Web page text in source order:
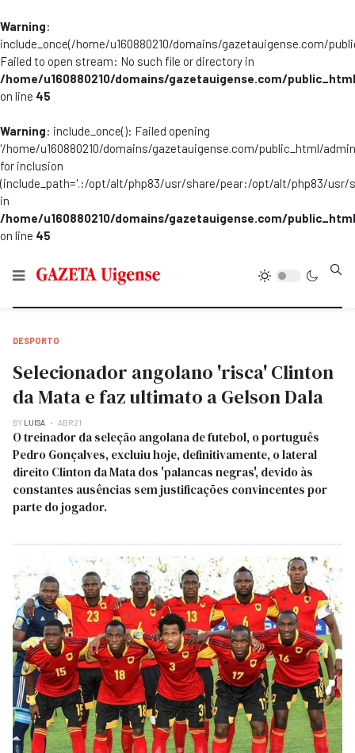
Warning:
include_once(/home/u160880210/domains/gazetauigense.com/
Failed to open stream: No such file or directory in
/home/u160880210/domains/gazetauigense.com/
on line 45
Warning: include_once(): Failed opening
'/home/u160880210/domains/gazetauigense.com/public_html/
for inclusion
(include_path='.:/opt/alt/php83/usr/share/pear:/opt/alt/php83/
in
/home/u160880210/domains/gazetauigense.com/
on line 45
DESPORTO
Selecionador angolano 'risca' Clinton
da Mata e faz ultimato a Gelson Dala
BY LUISA ABR 21
O treinador da seleção angolana de futebol, o português
Pedro Gonçalves, excluiu hoje, definitivamente, o lateral
direito Clinton da Mata dos 'palancas negras', devido às
constantes ausências sem justificações convincentes por
parte do jogador.